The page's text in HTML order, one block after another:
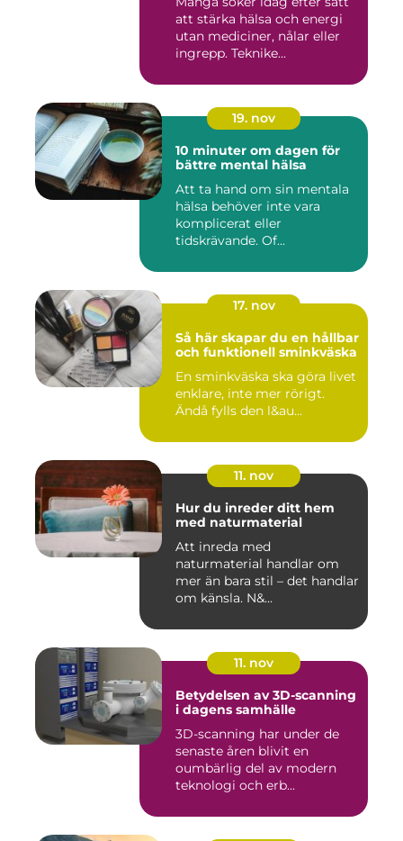
att stärka hälsa och energi
utan mediciner, nålar eller
ingrepp. Teknike...
19. nov
10 minuter om dagen för
bättre mental hälsa
Att ta hand om sin mentala
hälsa behöver inte vara
komplicerat eller
tidskrävande. Of...
17. nov
Så här skapar du en hållbar
och funktionell sminkväska
En sminkväska ska göra livet
enklare, inte mer rörigt.
Ändå fylls den l&au...
11. nov
Hur du inreder ditt hem
med naturmaterial
Att inreda med
naturmaterial handlar om
mer än bara stil – det handlar
om känsla. N&...
11. nov
Betydelsen av 3D-scanning
i dagens samhälle
3D-scanning har under de
senaste åren blivit en
oumbärlig del av modern
teknologi och erb...